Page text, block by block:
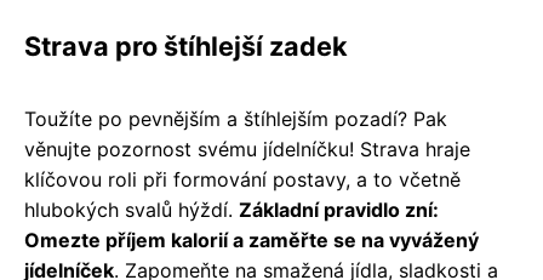
Strava pro štíhlejší zadek
Toužíte po pevnějším a štíhlejším pozadí? Pak
věnujte pozornost svému jídelníčku! Strava hraje
klíčovou roli při formování postavy, a to včetně
hlubokých svalů hýždí. Základní pravidlo zní:
Omezte příjem kalorií a zaměřte se na vyvážený
jídelníček. Zapomeňte na smažená jídla, sladkosti a